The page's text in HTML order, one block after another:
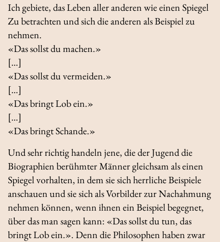
Ich gebiete, das Leben aller anderen wie einen Spiegel
Zu betrachten und sich die anderen als Beispiel zu
nehmen.
«Das sollst du machen.»
[…]
«Das sollst du vermeiden.»
[…]
«Das bringt Lob ein.»
[…]
«Das bringt Schande.»
Und sehr richtig handeln jene, die der Jugend die
Biographien berühmter Männer gleichsam als einen
Spiegel vorhalten, in dem sie sich herrliche Beispiele
anschauen und sie sich als Vorbilder zur Nachahmung
nehmen können, wenn ihnen ein Beispiel begegnet,
über das man sagen kann: «Das sollst du tun, das
bringt Lob ein.». Denn die Philosophen haben zwar